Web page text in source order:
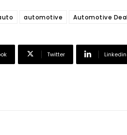
automotive Automotive
Twitter Linkedin